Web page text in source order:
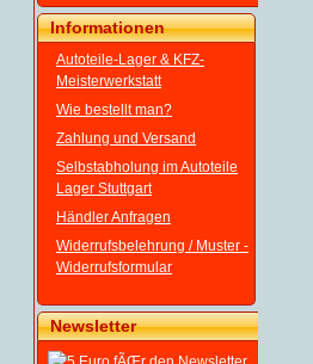
Informationen
Autoteile-Lager & KFZ-
Meisterwerkstatt
Wie bestellt man?
Zahlung und Versand
Selbstabholung im Autoteile
Lager Stuttgart
Händler Anfragen
Widerrufsbelehrung / Muster -
Widerrufsformular
Newsletter